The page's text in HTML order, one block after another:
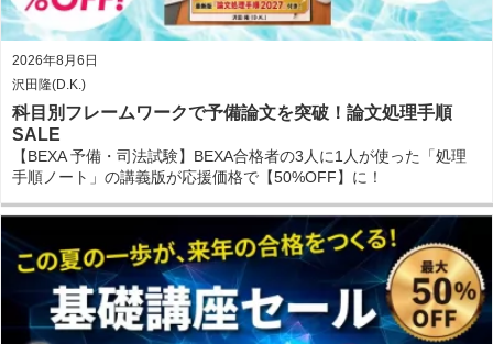
2026年8月6日
沢田隆(D.K.)
科目別フレームワークで予備論文を突破！論文処理手順
SALE
【BEXA 予備・司法試験】BEXA合格者の3人に1人が使った「処理
手順ノート」の講義版が応援価格で【50%OFF】に！